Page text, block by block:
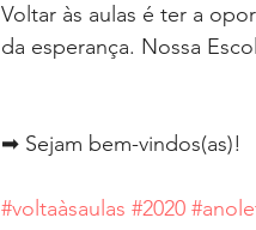
Voltar às aulas é ter a
da esperança. Nossa
➡ Sejam bem-vindos(as)!
#voltaàsaulas #2020